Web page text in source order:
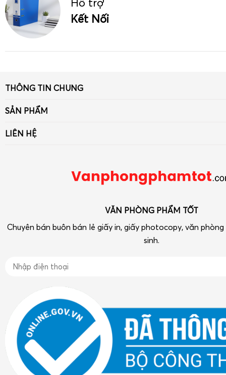
Kết Nối
VĂN PHÒNG PHẨM TỐT
Chuyên bán buôn bán lẻ giấy in, giấy photocopy, văn
sinh.
LIÊN HỆ
vpptot@gmail.com
SẢN PHẨM
Bút viết - Mực viết
Thiết bị VP-Hóa Mỹ Phẩm-Tạp phẩm
THÔNG TIN CHUNG
Liên hệ - Góp ý
Tra cứu hóa đơn điện tử